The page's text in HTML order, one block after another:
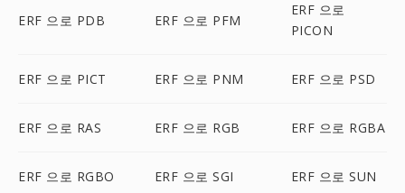
ERF 으로 PDB ERF 으로 PFM
ERF 으로
PICON
ERF 으로 PICT ERF 으로 PNM ERF 으로 PSD
ERF 으로 RAS ERF 으로 RGB ERF 으로 RGBA
ERF 으로 RGBO ERF 으로 SGI ERF 으로 SUN